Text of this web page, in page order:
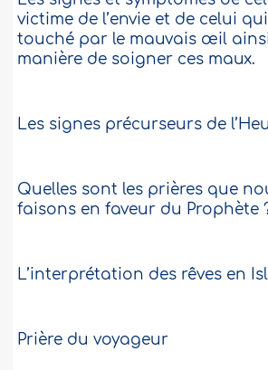
victime de l’envie et de celui
touché par le mauvais œil
manière de soigner ces maux.
Les signes précurseurs de
Quelles sont les prières que
faisons en faveur du Prophète
L’interprétation des rêves en
Prière du voyageur